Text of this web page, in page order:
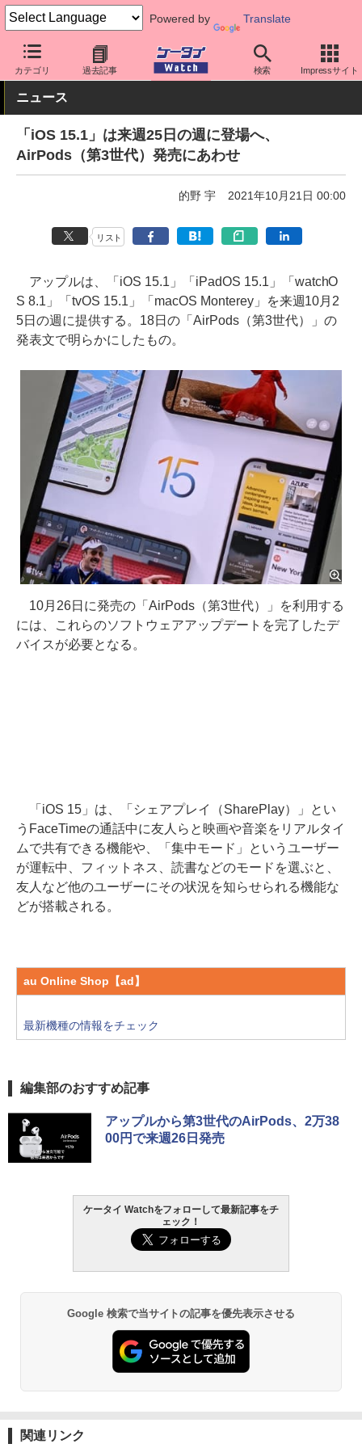
Powered by Translate
カテゴリ 過去記事 検索 Impressサイト
ケータイ Watch OS iPhone (iOS)
ニュース
「iOS 15.1」は来週25日の週に登場へ、
AirPods（第3世代）発売にあわせ
的野 宇 2021年10月21日 00:00
リスト
アップルは、「iOS 15.1」「iPadOS 15.1」「watchO
S 8.1」「tvOS 15.1」「macOS Monterey」を来週10月2
5日の週に提供する。18日の「AirPods（第3世代）」の
発表文で明らかにしたもの。
10月26日に発売の「AirPods（第3世代）」を利用する
には、これらのソフトウェアアップデートを完了したデ
バイスが必要となる。
「iOS 15」は、「シェアプレイ（SharePlay）」とい
うFaceTimeの通話中に友人らと映画や音楽をリアルタイ
ムで共有できる機能や、「集中モード」というユーザー
が運転中、フィットネス、読書などのモードを選ぶと、
友人など他のユーザーにその状況を知らせられる機能な
どが搭載される。
au Online Shop【ad】
最新機種の情報をチェック
編集部のおすすめ記事
アップルから第3世代のAirPods、2万38
00円で来週26日発売
ケータイ Watchをフォローして最新記事をチ
ェック！
Google 検索で当サイトの記事を優先表示させる
関連リンク